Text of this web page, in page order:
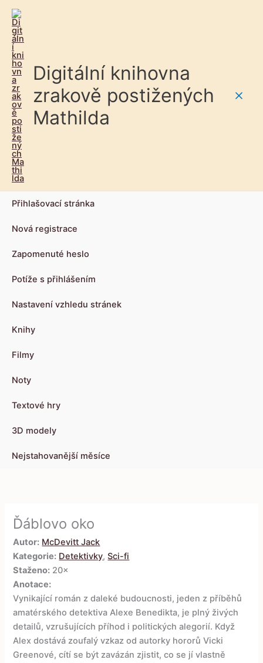
Digitální knihovna
zrakově postižených
Mathilda
Přihlašovací stránka
Nová registrace
Zapomenuté heslo
Potíže s přihlášením
Nastavení vzhledu stránek
Knihy
Filmy
Noty
Textové hry
3D modely
Nejstahovanější měsíce
Ďáblovo oko
Autor: McDevitt Jack
Kategorie: Detektivky,Sci-fi
Staženo: 20×
Anotace:
Vynikající román z daleké budoucnosti, jeden z příběhů
amatérského detektiva Alexe Benedikta, je plný živých
detailů, vzrušujících příhod i politických alegorií. Když
Alex dostává zoufalý vzkaz od autorky hororů Vicki
Greenové, cítí se být zavázán zjistit, co se jí vlastně